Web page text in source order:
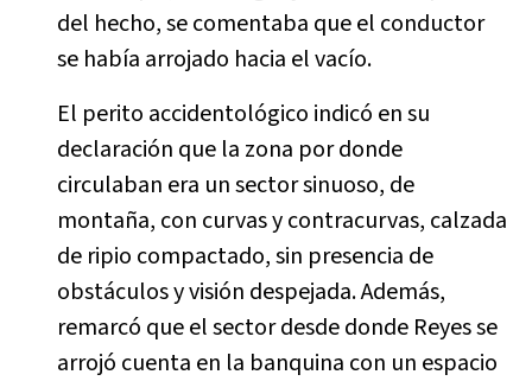
del hecho, se comentaba que el conductor
se había arrojado hacia el vacío.
El perito accidentológico indicó en su
declaración que la zona por donde
circulaban era un sector sinuoso, de
montaña, con curvas y contracurvas, calzada
de ripio compactado, sin presencia de
obstáculos y visión despejada. Además,
remarcó que el sector desde donde Reyes se
arrojó cuenta en la banquina con un espacio